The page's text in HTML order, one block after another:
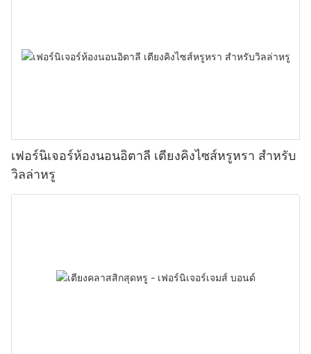
เฟอร์นิเจอร์ห้องนอนอิตาลี เตียงคิงไซส์หรูหรา สำหรับ
วิลล่าหรู